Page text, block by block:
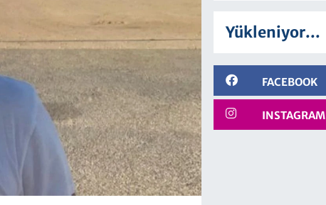
Yükleniyor...
FACEBOOK
INSTAGRAM